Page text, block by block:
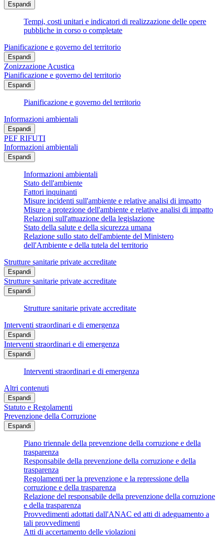
Espandi
Tempi, costi unitari e indicatori di realizzazione delle opere
pubbliche in corso o completate
Pianificazione e governo del territorio
Espandi
Zonizzazione Acustica
Pianificazione e governo del territorio
Espandi
Pianificazione e governo del territorio
Informazioni ambientali
Espandi
PEF RIFUTI
Informazioni ambientali
Espandi
Informazioni ambientali
Stato dell'ambiente
Fattori inquinanti
Misure incidenti sull'ambiente e relative analisi di impatto
Misure a protezione dell'ambiente e relative analisi di impatto
Relazioni sull'attuazione della legislazione
Stato della salute e della sicurezza umana
Relazione sullo stato dell'ambiente del Ministero
dell'Ambiente e della tutela del territorio
Strutture sanitarie private accreditate
Espandi
Strutture sanitarie private accreditate
Espandi
Strutture sanitarie private accreditate
Interventi straordinari e di emergenza
Espandi
Interventi straordinari e di emergenza
Espandi
Interventi straordinari e di emergenza
Altri contenuti
Espandi
Statuto e Regolamenti
Prevenzione della Corruzione
Espandi
Piano triennale della prevenzione della corruzione e della
trasparenza
Responsabile della prevenzione della corruzione e della
trasparenza
Regolamenti per la prevenzione e la repressione della
corruzione e della trasparenza
Relazione del responsabile della prevenzione della corruzione
e della trasparenza
Provvedimenti adottati dall'ANAC ed atti di adeguamento a
tali provvedimenti
Atti di accertamento delle violazioni